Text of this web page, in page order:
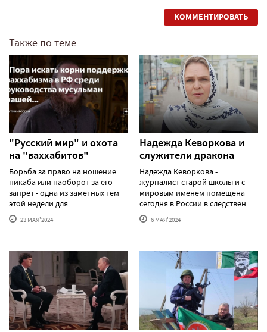
КОММЕНТИРОВАТЬ
Также по теме
"Русский мир" и охота
на "ваххабитов"
Борьба за право на ношение
никаба или наоборот за его
запрет - одна из заметных тем
этой недели для......
23 МАЯ'2024
Надежда Кеворкова и
служители дракона
Надежда Кеворкова -
журналист старой школы и с
мировым именем помещена
сегодня в России в следствен......
6 МАЯ'2024